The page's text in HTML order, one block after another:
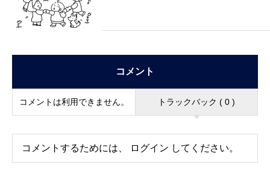
コメント
コメントは利用できません。 トラックバック ( 0 )
コメントするためには、 ログイン してください。